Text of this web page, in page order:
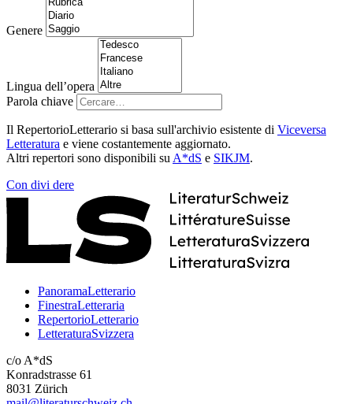
Genere
Lingua dell’opera
Parola chiave
Il RepertorioLetterario si basa sull'archivio esistente di Viceversa
Letteratura e viene costantemente aggiornato.
Altri repertori sono disponibili su A*dS e SIKJM.
Con divi dere
PanoramaLetterario
FinestraLetteraria
RepertorioLetterario
LetteraturaSvizzera
c/o A*dS
Konradstrasse 61
8031 Zürich